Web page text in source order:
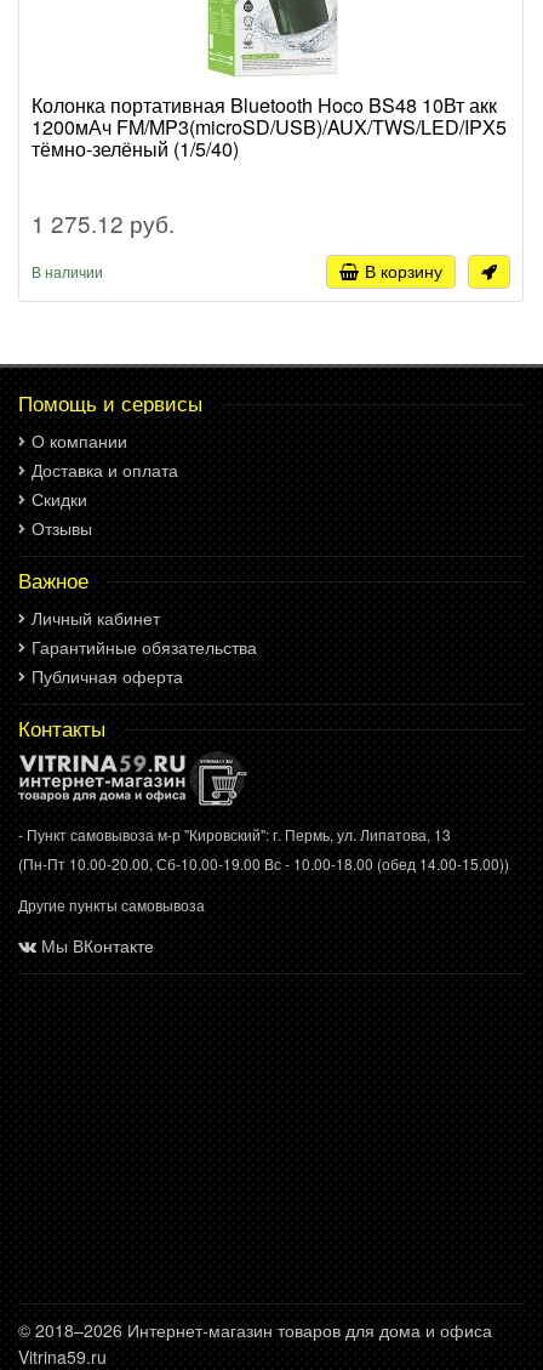
Колонка портативная Bluetooth Hoco BS48 10Вт акк
1200мАч FM/MP3(microSD/USB)/AUX/TWS/LED/IPX5
тёмно-зелёный (1/5/40)
1 275.12 руб.
В наличии В корзину
Помощь и сервисы
О компании
Доставка и оплата
Скидки
Отзывы
Важное
Личный кабинет
Гарантийные обязательства
Публичная оферта
Контакты
- Пункт самовывоза м-р "Кировский": г. Пермь, ул. Липатова, 13
(Пн-Пт 10.00-20.00, Сб-10.00-19.00 Вс - 10.00-18.00 (обед 14.00-15.00))
Другие пункты самовывоза
Мы ВКонтакте
© 2018–2026 Интернет-магазин товаров для дома и офиса
Vitrina59.ru